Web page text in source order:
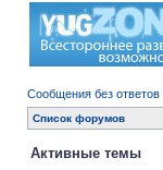
Сообщения без ответов
Список форумов
Активные темы